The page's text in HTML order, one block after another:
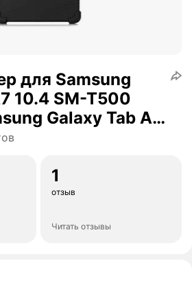
для Samsung
10.4 SM-T500
Galaxy Tab A7
/ T505 (2020)
1
отзыв
Читать отзывы